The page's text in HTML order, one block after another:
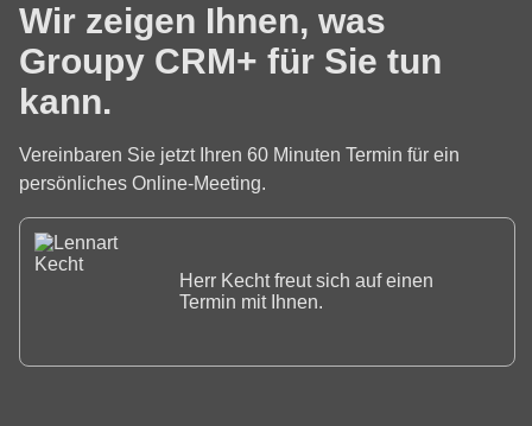
Wir zeigen Ihnen, was
Groupy CRM+ für Sie tun
kann.
Vereinbaren Sie jetzt Ihren 60 Minuten Termin für ein
persönliches Online-Meeting.
Herr Kecht freut sich auf einen
Termin mit Ihnen.